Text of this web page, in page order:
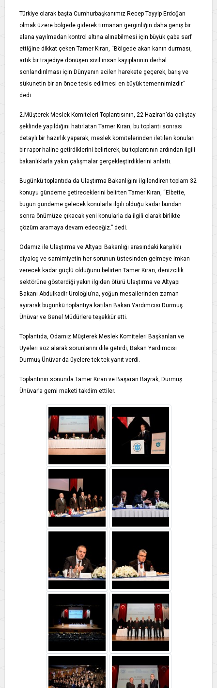
Türkiye olarak başta Cumhurbaşkanımız Recep Tayyip Erdoğan
olmak üzere bölgede giderek tırmanan gerginliğin daha geniş bir
alana yayılmadan kontrol altına alınabilmesi için büyük çaba sarf
ettiğine dikkat çeken Tamer Kıran, “Bölgede akan kanın durması,
artık bir trajediye dönüşen sivil insan kayıplarının derhal
sonlandırılması için Dünyanın acilen harekete geçerek, barış ve
sükunetin bir an önce tesis edilmesi en büyük temennimizdir.”
dedi.
2.Müşterek Meslek Komiteleri Toplantısının, 22 Haziran’da çalıştay
şeklinde yapıldığını hatırlatan Tamer Kıran, bu toplantı sonrası
detaylı bir hazırlık yaparak, meslek komitelerinden iletilen konuları
bir rapor haline getirdiklerini belirterek, bu toplantının ardından ilgili
bakanlıklarla yakın çalışmalar gerçekleştirdiklerini anlattı.
Bugünkü toplantıda da Ulaştırma Bakanlığını ilgilendiren toplam 32
konuyu gündeme getireceklerini belirten Tamer Kıran, “Elbette,
bugün gündeme gelecek konularla ilgili olduğu kadar bundan
sonra önümüze çıkacak yeni konularla da ilgili olarak birlikte
çözüm aramaya devam edeceğiz.” dedi.
Odamız ile Ulaştırma ve Altyapı Bakanlığı arasındaki karşılıklı
diyalog ve samimiyetin her sorunun üstesinden gelmeye imkan
verecek kadar güçlü olduğunu belirten Tamer Kıran, denizcilik
sektörüne gösterdiği yakın ilgiden ötürü Ulaştırma ve Altyapı
Bakanı Abdulkadir Uroloğlu’na, yoğun mesailerinden zaman
ayırarak bugünkü toplantıya katılan Bakan Yardımcısı Durmuş
Ünüvar ve Genel Müdürlere teşekkür etti.
Toplantıda, Odamız Müşterek Meslek Komiteleri Başkanları ve
Üyeleri söz alarak sorunlarını dile getirdi, Bakan Yardımcısı
Durmuş Ünüvar da üyelere tek tek yanıt verdi.
Toplantının sonunda Tamer Kıran ve Başaran Bayrak, Durmuş
Ünüvar’a gemi maketi takdim ettiler.